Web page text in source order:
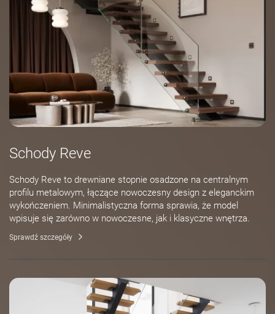
Schody Reve
Schody Reve to drewniane stopnie osadzone na centralnym
profilu metalowym, łączące nowoczesny design z eleganckim
wykończeniem. Minimalistyczna forma sprawia, że model
wpisuje się zarówno w nowoczesne, jak i klasyczne wnętrza.
Sprawdź szczegóły